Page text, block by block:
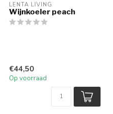
LENTA LIVING
Wijnkoeler peach
€44,50
Op voorraad